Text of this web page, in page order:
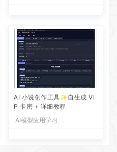
AI 小说创作工具✨自生成 VI
P 卡密 + 详细教程
AI模型应用学习